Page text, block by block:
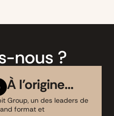
nous ?
À l’origine...
Group, un des leaders de
format et